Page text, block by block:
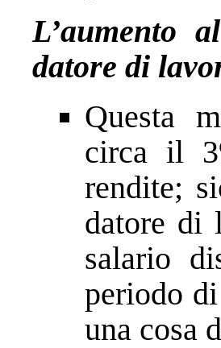
L’aumento
datore di
Questa
circa il
rendite;
datore di
salario
periodo
una cosa